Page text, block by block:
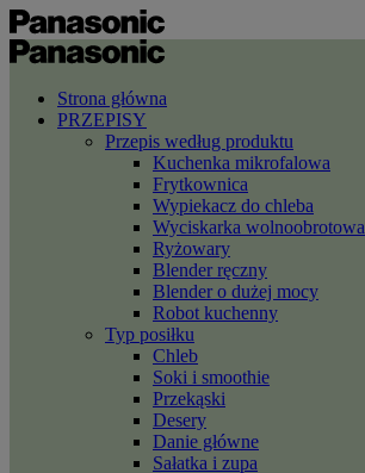
Strona główna
PRZEPISY
Przepis według produktu
Kuchenka mikrofalowa
Frytkownica
Wypiekacz do chleba
Wyciskarka wolnoobrotowa
Ryżowary
Blender ręczny
Blender o dużej mocy
Robot kuchenny
Typ posiłku
Chleb
Soki i smoothie
Przekąski
Desery
Danie główne
Sałatka i zupa